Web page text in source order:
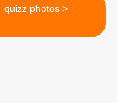
quizz photos >